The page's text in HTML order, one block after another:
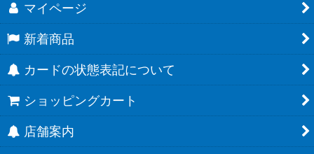
マイページ
新着商品
カードの状態表記について
ショッピングカート
店舗案内